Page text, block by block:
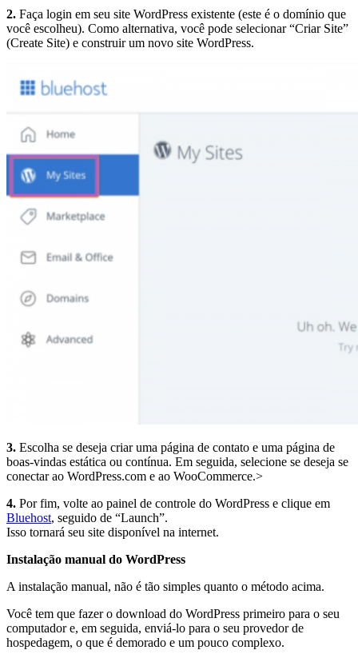
2. Faça login em seu site WordPress existente (este é o domínio que
você escolheu). Como alternativa, você pode selecionar “Criar Site”
(Create Site) e construir um novo site WordPress.
3. Escolha se deseja criar uma página de contato e uma página de
boas-vindas estática ou contínua. Em seguida, selecione se deseja se
conectar ao WordPress.com e ao WooCommerce.>
4. Por fim, volte ao painel de controle do WordPress e clique em
Bluehost, seguido de “Launch”.
Isso tornará seu site disponível na internet.
Instalação manual do WordPress
A instalação manual, não é tão simples quanto o método acima.
Você tem que fazer o download do WordPress primeiro para o seu
computador e, em seguida, enviá-lo para o seu provedor de
hospedagem, o que é demorado e um pouco complexo.